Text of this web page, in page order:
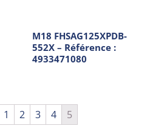
M18 FHSAG125XPDB-
552X – Référence :
4933471080
1 2 3 4 5